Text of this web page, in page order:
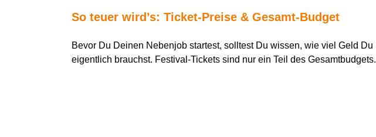
So teuer wird’s: Ticket-Preise & Gesamt-Budget
Bevor Du Deinen Nebenjob startest, solltest Du wissen, wie viel Geld Du
eigentlich brauchst. Festival-Tickets sind nur ein Teil des Gesamtbudgets.